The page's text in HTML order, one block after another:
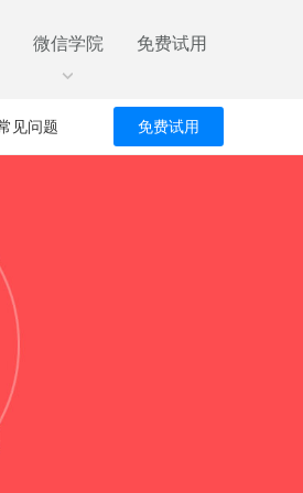
微信学院 免费试用
见问题 免费试用